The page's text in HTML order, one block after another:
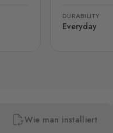
DURABILITY
Everyday
Wie man installiert